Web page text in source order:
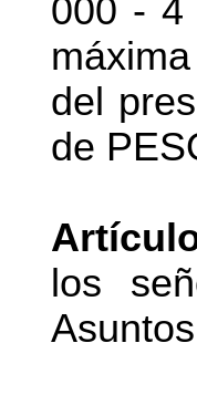
000 - 4
del
de
los